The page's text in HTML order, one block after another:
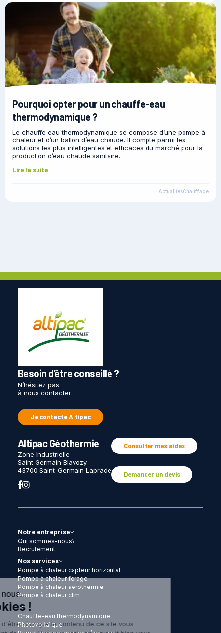
Pourquoi opter pour un chauffe-eau
thermodynamique ?
Le chauffe eau thermodynamique se compose d’une pompe à
chaleur et d’un ballon d’eau chaude. Il compte parmi les
solutions les plus intelligentes et efficaces du marché pour la
production d’eau chaude sanitaire.
Lire la suite
ActualitésChauffage
Besoin d’être conseillé ?
N’hésitez pas
à nous contacter
Je contacte Altipac
Altipac Géothermie
Zone Industrielle
Saint Germain Blavozy
43700 Saint-Germain Laprade
Consulter mes aides
Demander un devis
Notre entreprise
Qui sommes-nous?
Recrutement
Nos services
Pompe à chaleur capteur horizontal
Pompe à chaleur forage
Pompe à chaleur aérothermie
Pompe à chaleur clim
Chauffe-eau thermodynamique
Photovoltaïque